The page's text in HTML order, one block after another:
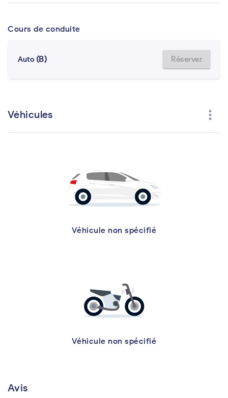
Cours de conduite
Auto (B) Réserver
Véhicules more_vert
Véhicule non spécifié
Véhicule non spécifié
Avis